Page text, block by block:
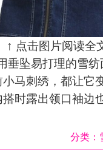
↑ 点击图片阅读全
坠易打理的雪纺
马刺绣，都让它
时露出领口袖边
分类：